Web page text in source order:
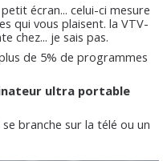
écran... celui-ci mesure
qui vous plaisent. la VTV-
chez... je sais pas.
de 5% de programmes
ultra portable
branche sur la télé ou un